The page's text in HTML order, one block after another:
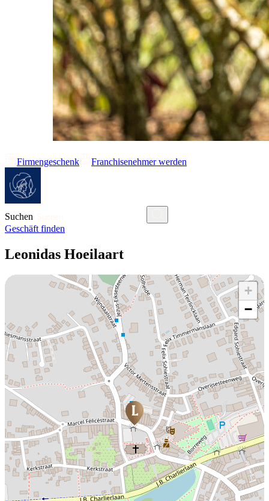
Firmengeschenk Franchisenehmer werden
Suchen
Geschäft finden
Leonidas Hoeilaart
+
−